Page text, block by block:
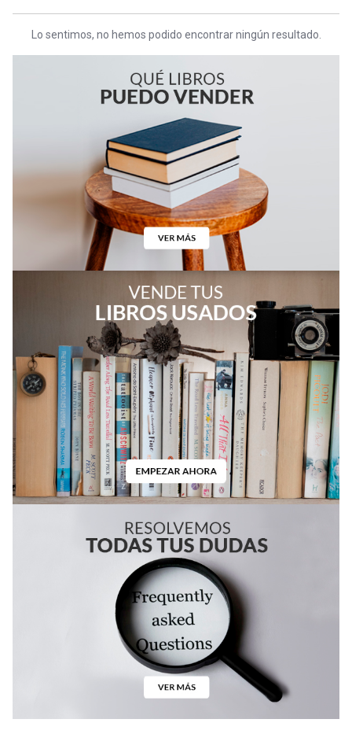
Lo sentimos, no hemos podido encontrar ningún resultado.